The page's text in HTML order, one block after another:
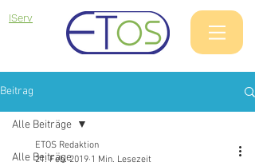
IServ
Beitrag
Alle Beiträge
Alle Beiträge
ETOS Redaktion
21. Feb. 2019 1 Min. Lesezeit